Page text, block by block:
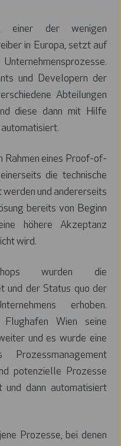
einer der wenigen
in Europa, setzt auf
und Developern der
Abteilungen
diese dann mit Hilfe
Rahmen eines Proof-of-
die technische
und andererseits
bereits von Beginn
höhere Akzeptanz
wird.
wurden die
und der Status quo der
erhoben.
Wien seine
und es wurde eine
potenzielle Prozesse
dann automatisiert
Prozesse, bei denen